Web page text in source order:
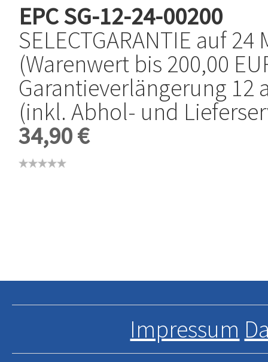
EPCSG-12-24-00200
SELECTGARANTIE auf 24
(Warenwert bis 200,00
Garantieverlängerung 12
(inkl. Abhol- und
34,90 €
Impressum